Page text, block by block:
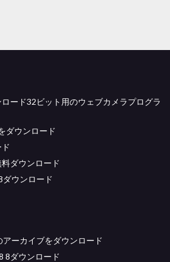
ード32ビット用のウェブカメラプログラ
ダウンロード
ダウンロード
ダウンロード
ーカイブをダウンロード
8ダウンロード